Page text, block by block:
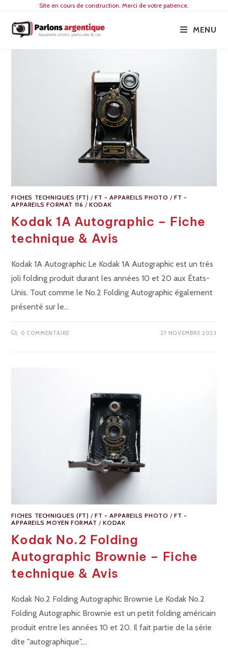
Site en cours de construction. Merci de votre patience.
MENU
FICHES TECHNIQUES (FT) /FT - APPAREILS PHOTO /FT -
APPAREILS FORMAT 116 /KODAK
Kodak 1A Autographic – Fiche
technique & Avis
Kodak 1A Autographic Le Kodak 1A Autographic est un très
joli folding produit durant les années 10 et 20 aux États-
Unis. Tout comme le No.2 Folding Autographic également
présenté sur le…
0 COMMENTAIRE 27 NOVEMBRE 2023
FICHES TECHNIQUES (FT) /FT - APPAREILS PHOTO /FT -
APPAREILS MOYEN FORMAT /KODAK
Kodak No.2 Folding
Autographic Brownie – Fiche
technique & Avis
Kodak No.2 Folding Autographic Brownie Le Kodak No.2
Folding Autographic Brownie est un petit folding américain
produit entre les années 10 et 20. Il fait partie de la série
dite "autographique",…